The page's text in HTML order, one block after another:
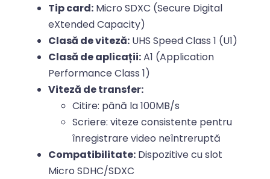
Tip card: Micro SDXC (Secure Digital
eXtended Capacity)
Clasă de viteză: UHS Speed Class 1 (U1)
Clasă de aplicații:A1 (Application
Performance Class 1)
Viteză de transfer:
Citire: până la 100MB/s
Scriere: viteze consistente pentru
înregistrare video neîntreruptă
Compatibilitate: Dispozitive cu slot
Micro SDHC/SDXC